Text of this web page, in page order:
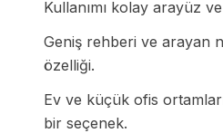
Kullanımı kolay arayüz
Geniş rehberi ve arayan
özelliği.
Ev ve küçük ofis
bir seçenek.